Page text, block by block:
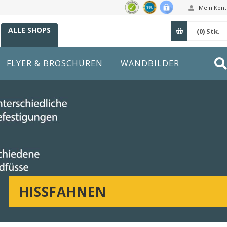
Mein
ALLE SHOPS (0) Stk.
FLYER & BROSCHÜREN WANDBILDER
HISSFAHNEN